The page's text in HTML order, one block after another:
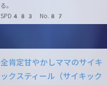
る。
SPD483 No.87
全肯定甘やかしママのサイキ
ックスティール（サイキック